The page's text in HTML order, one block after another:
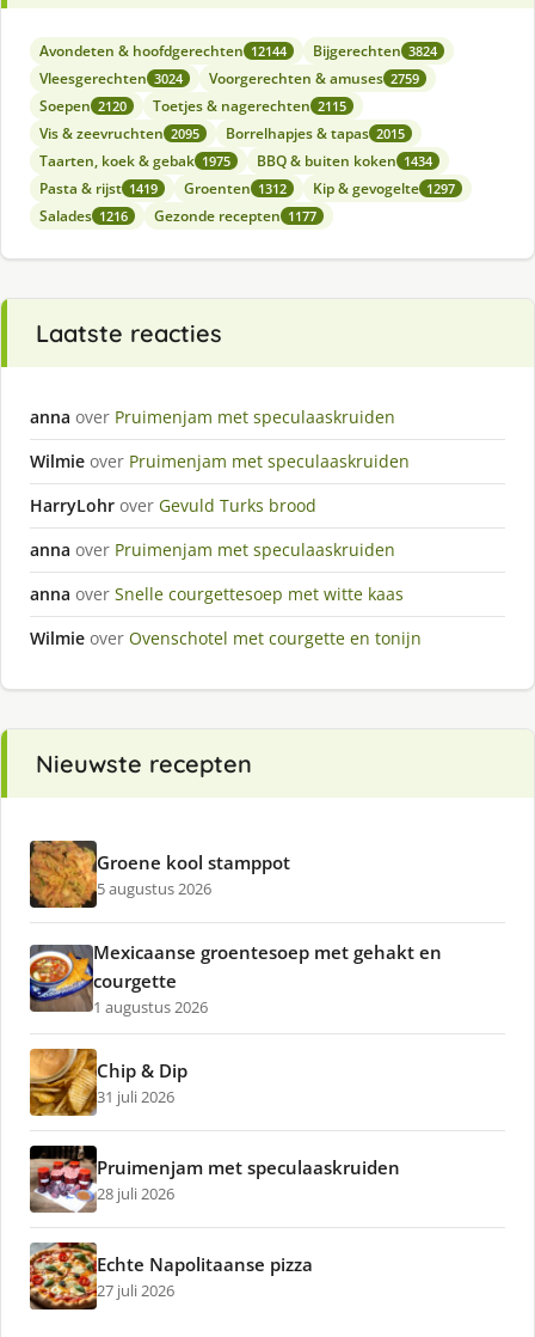
Avondeten & hoofdgerechten 12144 Bijgerechten 3824
Vleesgerechten 3024 Voorgerechten & amuses 2759
Soepen 2120 Toetjes & nagerechten 2115
Vis & zeevruchten 2095 Borrelhapjes & tapas 2015
Taarten, koek & gebak 1975 BBQ & buiten koken 1434
Pasta & rijst 1419 Groenten 1312 Kip & gevogelte 1297
Salades 1216 Gezonde recepten 1177
Laatste reacties
anna over Pruimenjam met speculaaskruiden
Wilmie over Pruimenjam met speculaaskruiden
HarryLohr over Gevuld Turks brood
anna over Pruimenjam met speculaaskruiden
anna over Snelle courgettesoep met witte kaas
Wilmie over Ovenschotel met courgette en tonijn
Nieuwste recepten
Groene kool stamppot
5 augustus 2026
Mexicaanse groentesoep met gehakt en
courgette
1 augustus 2026
Chip & Dip
31 juli 2026
Pruimenjam met speculaaskruiden
28 juli 2026
Echte Napolitaanse pizza
27 juli 2026